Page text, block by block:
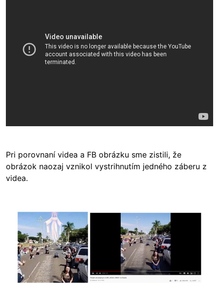
Pri porovnaní videa a FB obrázku sme zistili, že
obrázok naozaj vznikol vystrihnutím jedného záberu z
videa.
Image